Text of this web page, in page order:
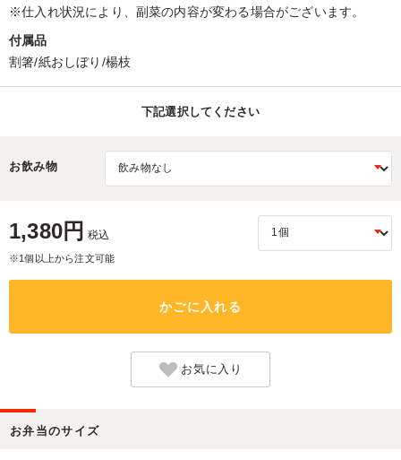
※仕入れ状況により、副菜の内容が変わる場合がございます。
付属品
割箸/紙おしぼり/楊枝
下記選択してください
お飲み物
1,380円 税込
※1個以上から注文可能
かごに入れる
お気に入り
お弁当のサイズ